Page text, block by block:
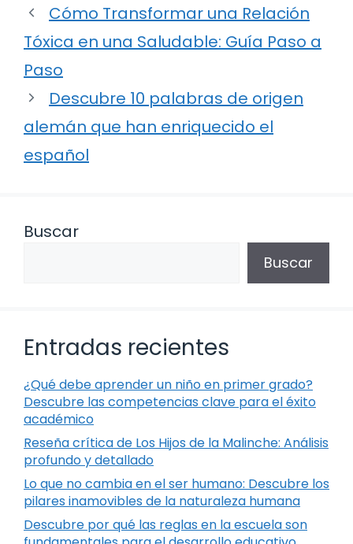
Cómo Transformar una Relación
Tóxica en una Saludable: Guía Paso a
Paso
Descubre 10 palabras de origen
alemán que han enriquecido el
español
Buscar
Buscar
Entradas recientes
¿Qué debe aprender un niño en primer grado?
Descubre las competencias clave para el éxito
académico
Reseña crítica de Los Hijos de la Malinche: Análisis
profundo y detallado
Lo que no cambia en el ser humano: Descubre los
pilares inamovibles de la naturaleza humana
Descubre por qué las reglas en la escuela son